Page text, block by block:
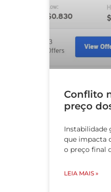
Conflito
preço
Instabilidade
que impacta
o preço final
LEIA MAIS »